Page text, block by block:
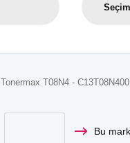
Tonermax T08N4 -
Bu